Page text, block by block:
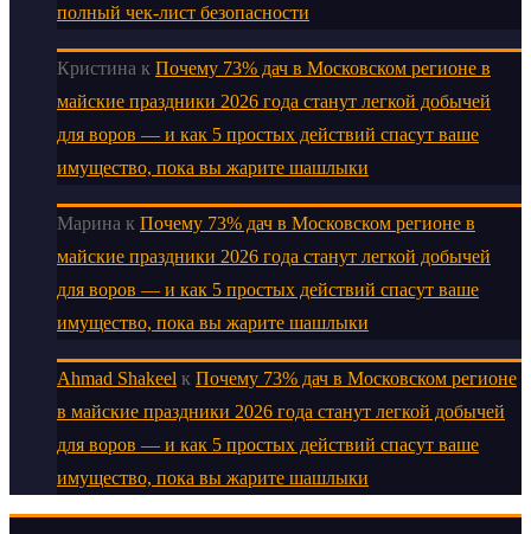
полный чек-лист безопасности
Кристина к Почему 73% дач в Московском регионе в
майские праздники 2026 года станут легкой добычей
для воров — и как 5 простых действий спасут ваше
имущество, пока вы жарите шашлыки
Марина к Почему 73% дач в Московском регионе в
майские праздники 2026 года станут легкой добычей
для воров — и как 5 простых действий спасут ваше
имущество, пока вы жарите шашлыки
Ahmad Shakeel к Почему 73% дач в Московском регионе
в майские праздники 2026 года станут легкой добычей
для воров — и как 5 простых действий спасут ваше
имущество, пока вы жарите шашлыки